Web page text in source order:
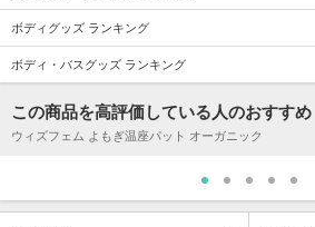
ボディグッズ ランキング
ボディ・バスグッズ ランキング
この商品を高評価している人のおすすめ
ウィズフェム よもぎ温座パット オーガニック